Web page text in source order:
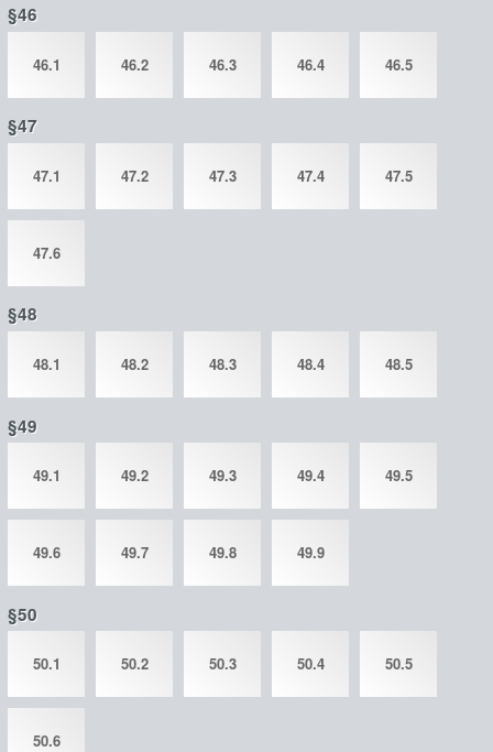
§46
46.1 46.2 46.3 46.4 46.5
§47
47.1 47.2 47.3 47.4 47.5
47.6
§48
48.1 48.2 48.3 48.4 48.5
§49
49.1 49.2 49.3 49.4 49.5
49.6 49.7 49.8 49.9
§50
50.1 50.2 50.3 50.4 50.5
50.6